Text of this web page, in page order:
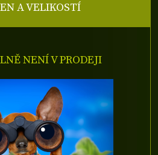
A VELIKOSTÍ
NENÍ V PRODEJI